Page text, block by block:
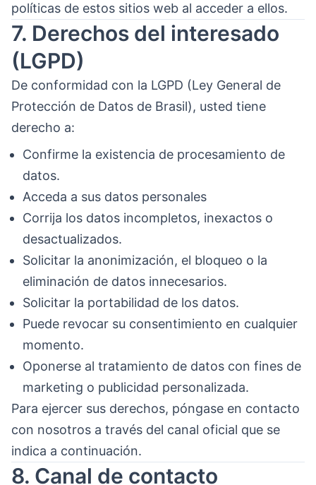
políticas de estos sitios web al acceder a ellos.
7. Derechos del interesado
(LGPD)
De conformidad con la LGPD (Ley General de
Protección de Datos de Brasil), usted tiene
derecho a:
Confirme la existencia de procesamiento de
datos.
Acceda a sus datos personales
Corrija los datos incompletos, inexactos o
desactualizados.
Solicitar la anonimización, el bloqueo o la
eliminación de datos innecesarios.
Solicitar la portabilidad de los datos.
Puede revocar su consentimiento en cualquier
momento.
Oponerse al tratamiento de datos con fines de
marketing o publicidad personalizada.
Para ejercer sus derechos, póngase en contacto
con nosotros a través del canal oficial que se
indica a continuación.
8. Canal de contacto